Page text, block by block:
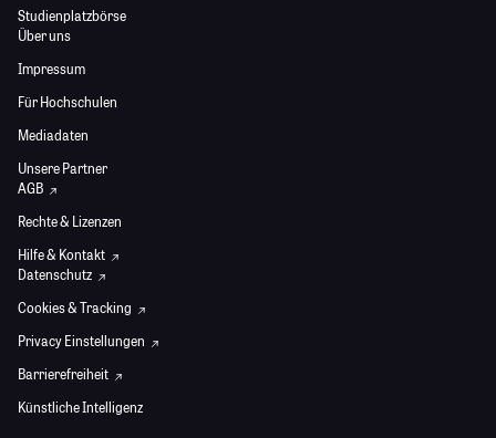
Studienplatzbörse
Über uns
Impressum
Für Hochschulen
Mediadaten
Unsere Partner
AGB
Rechte & Lizenzen
Hilfe & Kontakt
Datenschutz
Cookies & Tracking
Privacy Einstellungen
Barrierefreiheit
Künstliche Intelligenz